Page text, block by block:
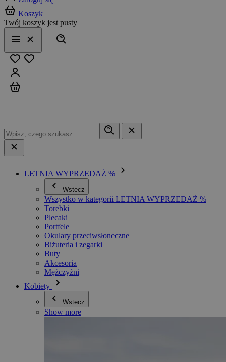
Koszyk
Twój koszyk jest pusty
Menu
Zamknij
LETNIA WYPRZEDAŻ %
Wstecz
Wszystko w kategorii LETNIA WYPRZEDAŻ %
Torebki
Plecaki
Portfele
Okulary przeciwsłoneczne
Biżuteria i zegarki
Buty
Akcesoria
Mężczyźni
Kobiety
Wstecz
Show more